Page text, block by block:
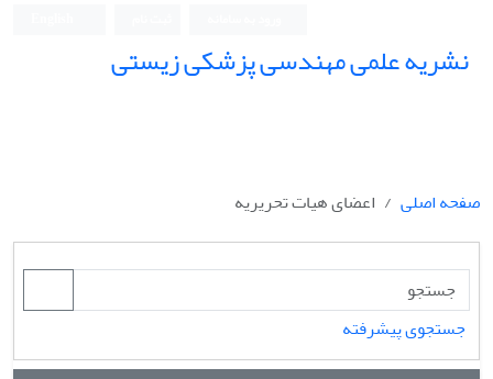
نشریه علمی مهندسی پزشکی زیستی
صفحه اصلی اعضای هیات تحریریه
جستجوی پیشرفته